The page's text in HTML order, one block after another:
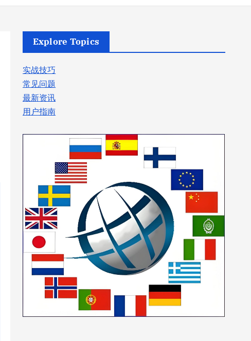
Explore Topics
实战技巧
常见问题
最新资讯
用户指南